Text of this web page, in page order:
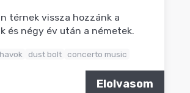
térnek vissza hozzánk a
és négy év után a németek.
havok dust bolt concerto music
Elolvasom